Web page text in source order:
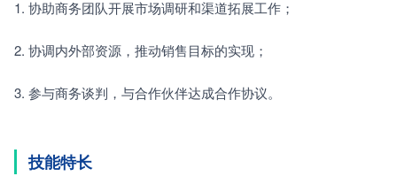
1. 协助商务团队开展市场调研和渠道拓展工作；
2. 协调内外部资源，推动销售目标的实现；
3. 参与商务谈判，与合作伙伴达成合作协议。
技能特长